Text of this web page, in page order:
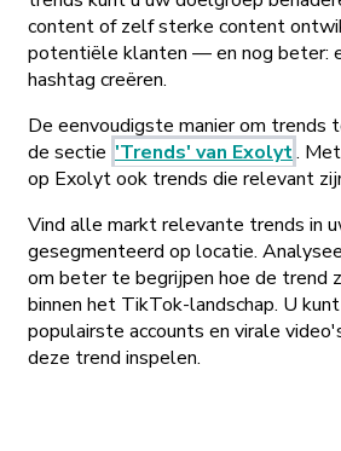
content of zelf sterke content
potentiële klanten — en nog beter:
hashtag creëren.
De eenvoudigste manier om trends
de sectie 'Trends' van Exolyt.
op Exolyt ook trends die relevant
Vind alle markt relevante trends in
gesegmenteerd op locatie.
om beter te begrijpen hoe de trend
binnen het TikTok-landschap. U
populairste accounts en virale
deze trend inspelen.